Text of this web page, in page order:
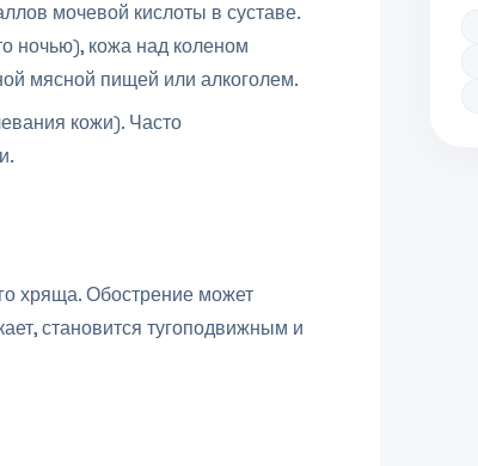
мочевой кислоты в суставе.
ночью), кожа над коленом
мясной пищей или алкоголем.
кожи). Часто
хряща. Обострение может
становится тугоподвижным и